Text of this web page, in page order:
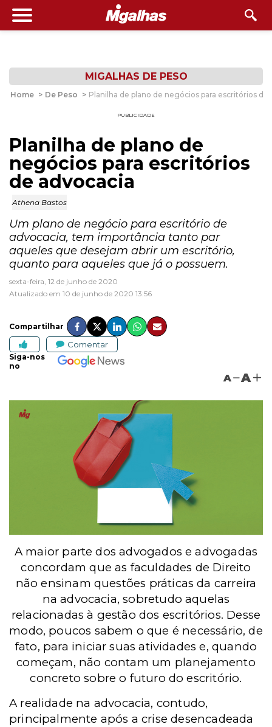
MIGALHAS DE PESO
Home > De Peso > Planilha de plano de negócios para escritórios de
PUBLICIDADE
Planilha de plano de
negócios para escritórios
de advocacia
Athena Bastos
Um plano de negócio para escritório de
advocacia, tem importância tanto par
aqueles que desejam abrir um escritório,
quanto para aqueles que já o possuem.
sexta-feira, 12 de junho de 2020
Atualizado em 10 de junho de 2020 13:56
Compartilhar
Comentar
Siga-nos
no
A A
A maior parte dos advogados e advogadas
concordam que as faculdades de Direito
não ensinam questões práticas da carreira
na advocacia, sobretudo aquelas
relacionadas à gestão dos escritórios. Desse
modo, poucos sabem o que é necessário, de
fato, para iniciar suas atividades e, quando
começam, não contam um planejamento
concreto sobre o futuro do escritório.
A realidade na advocacia, contudo,
principalmente após a crise desencadeada